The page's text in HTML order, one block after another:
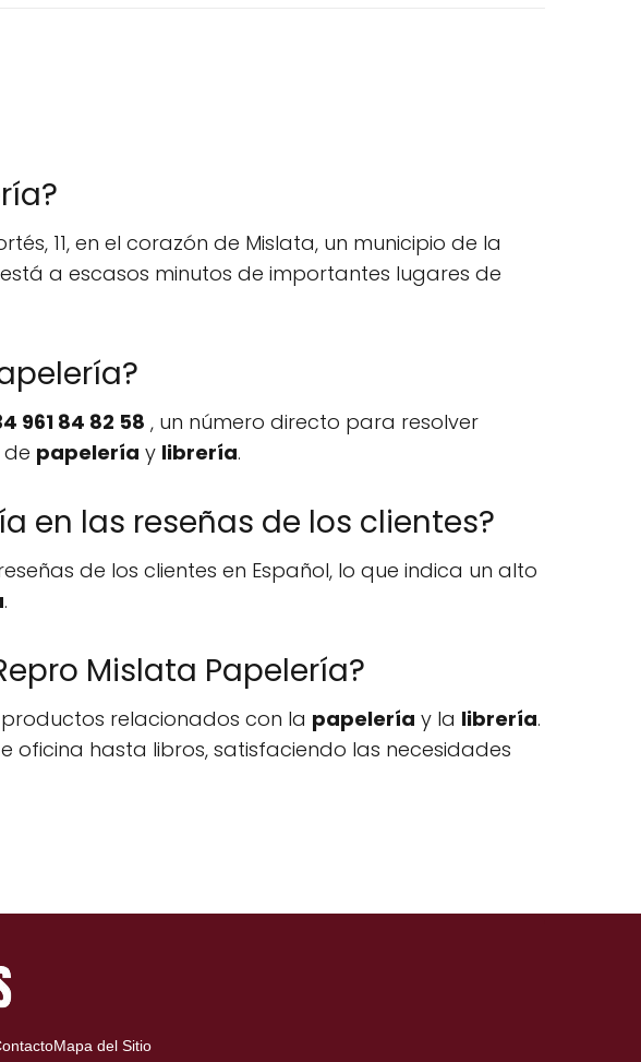
11, en el corazón de Mislata, un municipio de la
a escasos minutos de importantes lugares de
961 84 82 58 , un número directo para resolver
papelería y librería.
en las reseñas de los clientes?
de los clientes en Español, lo que indica un alto
.
Mislata Papelería?
relacionados con la papelería y la librería.
oficina hasta libros, satisfaciendo las necesidades
Mapa del Sitio